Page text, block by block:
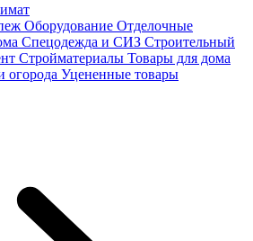
Оборудование Отделочные
Спецодежда и СИЗ Строительный
Стройматериалы Товары для дома
огорода Уцененные товары